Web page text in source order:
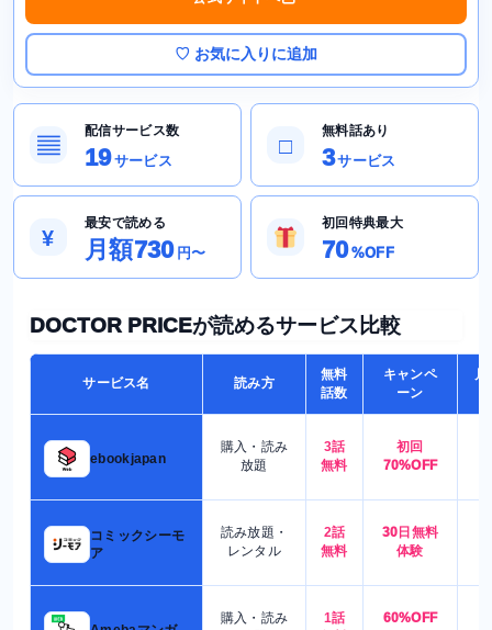
♡ お気に入りに追加
▤
配信サービス数
19サービス
□
無料話あり
3サービス
¥
最安で読める
月額730 円〜
初回特典最大
70%OFF
DOCTOR PRICEが読めるサービス比較
サービス名 読み方
無料
話数
キャンペ
ーン
月
ebookjapan
購入・読み
放題
3話
無料
初回
70%OFF
コミックシーモ
ア
読み放題・
レンタル
2話
無料
30日無料
体験
購入・読み
1話
60%OFF